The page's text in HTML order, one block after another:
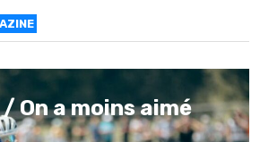
/ On a moins aimé